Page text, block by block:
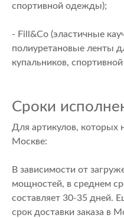
спортивной одежды);
- Fill&Co (эластичные
полиуретановые ленты
купальников,
Сроки
Для артикулов, которых
Москве:
В зависимости от
мощностей, в среднем
составляет 30-35 дней.
срок доставки заказа в